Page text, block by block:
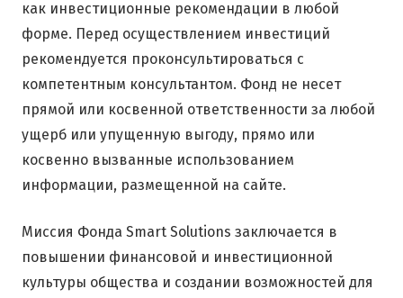
как инвестиционные рекомендации в любой
форме. Перед осуществлением инвестиций
рекомендуется проконсультироваться с
компетентным консультантом. Фонд не несет
прямой или косвенной ответственности за любой
ущерб или упущенную выгоду, прямо или
косвенно вызванные использованием
информации, размещенной на сайте.
Миссия Фонда Smart Solutions заключается в
повышении финансовой и инвестиционной
культуры общества и создании возможностей для